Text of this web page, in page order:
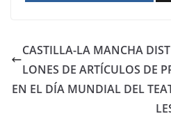
CASTILLA-LA MANCHA
LONES DE ARTÍCULOS DE
EN EL DÍA MUNDIAL DEL